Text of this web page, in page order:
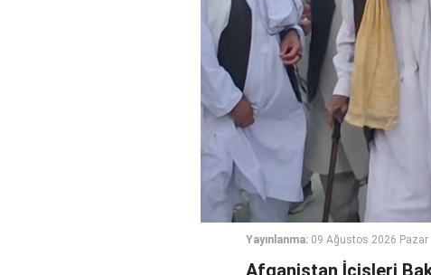
Yayınlanma: 09 Ağustos 2026 Pazar
Afganistan İçişleri